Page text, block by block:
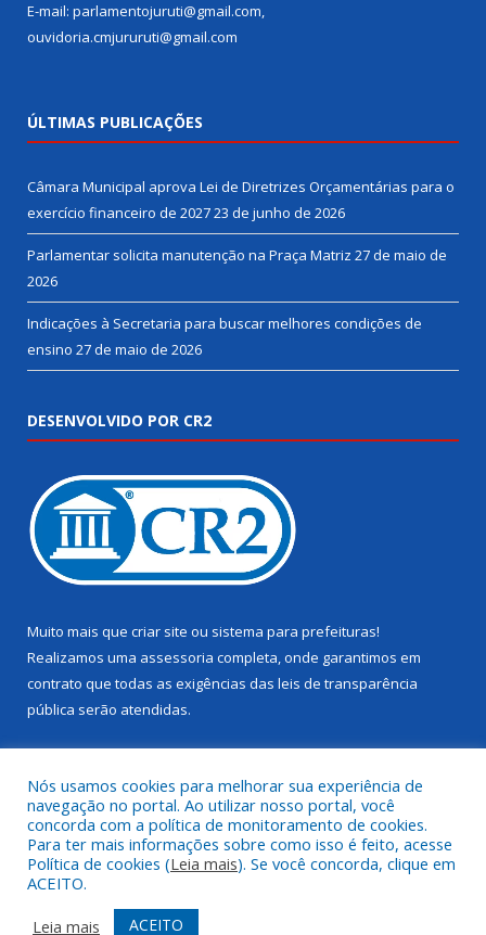
E-mail: parlamentojuruti@gmail.com,
ouvidoria.cmjururuti@gmail.com
ÚLTIMAS PUBLICAÇÕES
Câmara Municipal aprova Lei de Diretrizes Orçamentárias para o
exercício financeiro de 202723 de junho de 2026
Parlamentar solicita manutenção na Praça Matriz 27 de maio de
2026
Indicações à Secretaria para buscar melhores condições de
ensino 27 de maio de 2026
DESENVOLVIDO POR CR2
Muito mais que criar site ou sistema para prefeituras!
Realizamos uma assessoria completa, onde garantimos em
contrato que todas as exigências das leis de transparência
pública serão atendidas.
Todos os direitos reservados a Câmara Municipal de Juruti.
Mapa do Site
Acessar Área Administrativa
Nós usamos cookies para melhorar sua experiência de
navegação no portal. Ao utilizar nosso portal, você
concorda com a política de monitoramento de cookies.
Para ter mais informações sobre como isso é feito, acesse
Política de cookies (Leia mais). Se você concorda, clique em
ACEITO.
Leia mais
ACEITO